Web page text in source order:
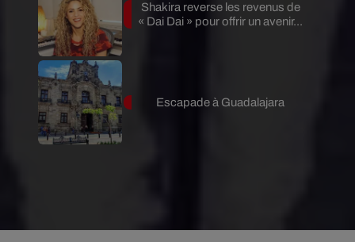
Shakira reverse les revenus de
« Dai Dai » pour offrir un avenir...
Escapade à Guadalajara